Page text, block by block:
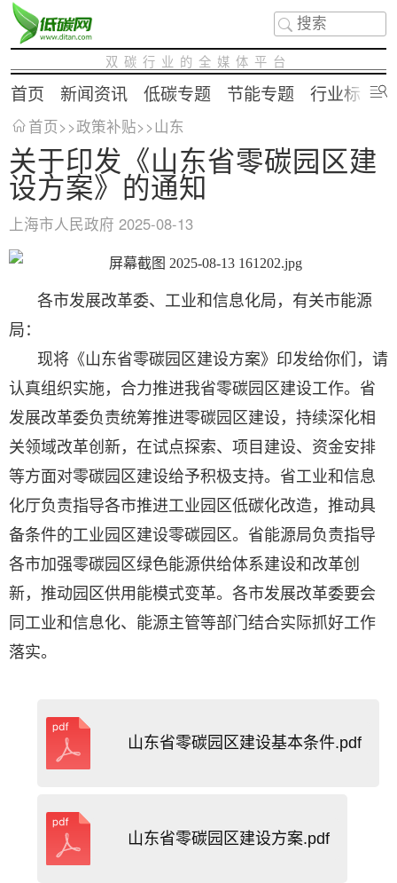
双碳行业的全媒体平台
首页 新闻资讯 低碳专题 节能专题 行业标准
首页>>政策补贴>>山东
关于印发《山东省零碳园区建
设方案》的通知
上海市人民政府 2025-08-13
各市发展改革委、工业和信息化局，有关市能源
局：
现将《山东省零碳园区建设方案》印发给你们，请
认真组织实施，合力推进我省零碳园区建设工作。省
发展改革委负责统筹推进零碳园区建设，持续深化相
关领域改革创新，在试点探索、项目建设、资金安排
等方面对零碳园区建设给予积极支持。省工业和信息
化厅负责指导各市推进工业园区低碳化改造，推动具
备条件的工业园区建设零碳园区。省能源局负责指导
各市加强零碳园区绿色能源供给体系建设和改革创
新，推动园区供用能模式变革。各市发展改革委要会
同工业和信息化、能源主管等部门结合实际抓好工作
落实。
山东省零碳园区建设基本条件.pdf
山东省零碳园区建设方案.pdf